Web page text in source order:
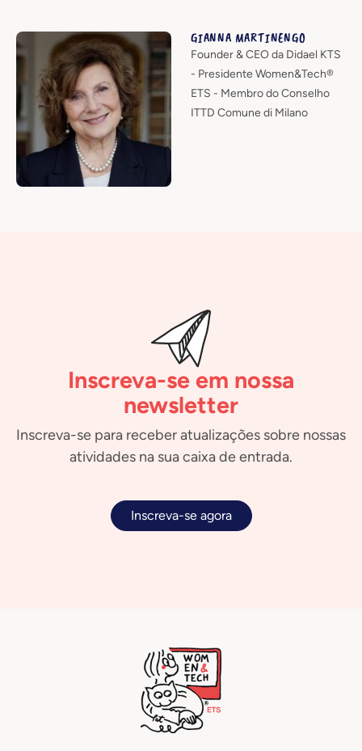
GIANNA MARTINENGO
Founder & CEO da Didael KTS
- Presidente Women&Tech®
ETS - Membro do Conselho
ITTD Comune di Milano
Inscreva-se em nossa
newsletter
Inscreva-se para receber atualizações sobre nossas
atividades na sua caixa de entrada.
Inscreva-se agora